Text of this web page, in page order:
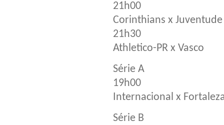
21h00
Corinthians x Juventude
21h30
Athletico-PR x Vasco
Série A
19h00
Internacional x
Série B